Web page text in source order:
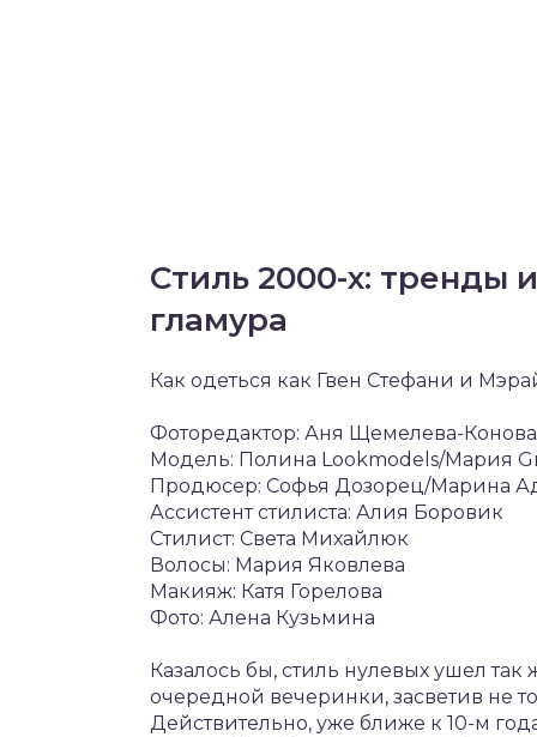
Стиль 2000-х: тренды
гламура
Как одеться как Гвен Стефани и
Фоторедактор: Аня Щемелева-
Модель: Полина Lookmodels/Мария
Продюсер: Софья Дозорец/Марина
Ассистент стилиста: Алия Боровик
Стилист: Света Михайлюк
Волосы: Мария Яковлева
Макияж: Катя Горелова
Фото: Алена Кузьмина
Казалось бы, стиль нулевых ушел
очередной вечеринки, засветив не
Действительно, уже ближе к 10-м